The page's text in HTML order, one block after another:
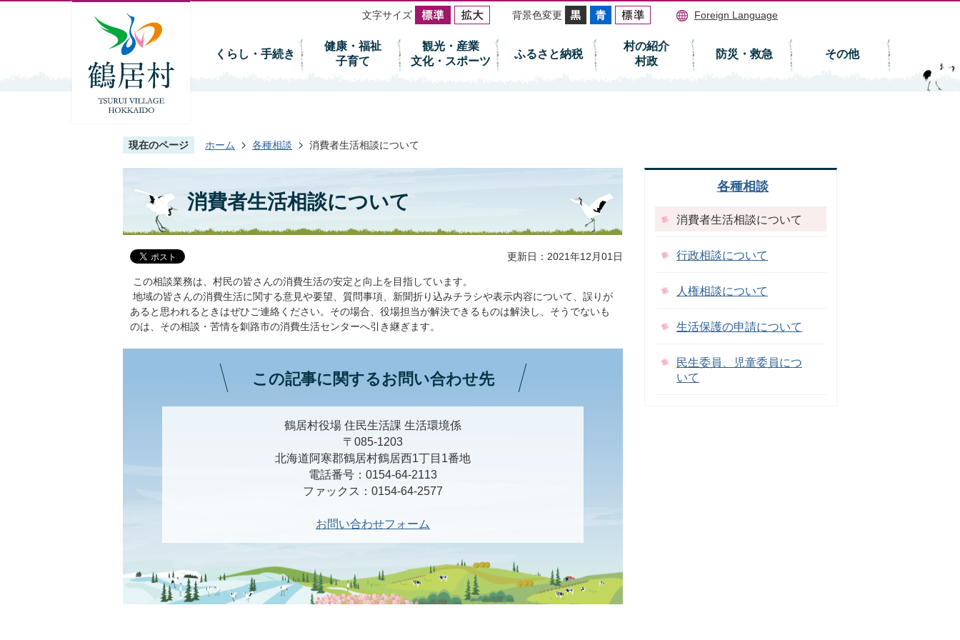
文字サイズ 背景色変更 Foreign Language
くらし・手続き
健康・福祉
子育て
観光・産業
文化・スポーツ
ふるさと納税
村の紹介
村政
防災・救急 その他
現在のページ ホーム 各種相談 消費者生活相談について
消費者生活相談について
更新日：2021年12月01日
この相談業務は、村民の皆さんの消費生活の安定と向上を目指しています。
地域の皆さんの消費生活に関する意見や要望、質問事項、新聞折り込みチラシや表示内容について、誤りが
あると思われるときはぜひご連絡ください。その場合、役場担当が解決できるものは解決し、そうでないも
のは、その相談・苦情を釧路市の消費生活センターへ引き継ぎます。
この記事に関するお問い合わせ先
鶴居村役場 住民生活課 生活環境係
〒085-1203
北海道阿寒郡鶴居村鶴居西1丁目1番地
電話番号：0154-64-2113
ファックス：0154-64-2577
お問い合わせフォーム
各種相談
消費者生活相談について
行政相談について
人権相談について
生活保護の申請について
民生委員、児童委員につ
いて